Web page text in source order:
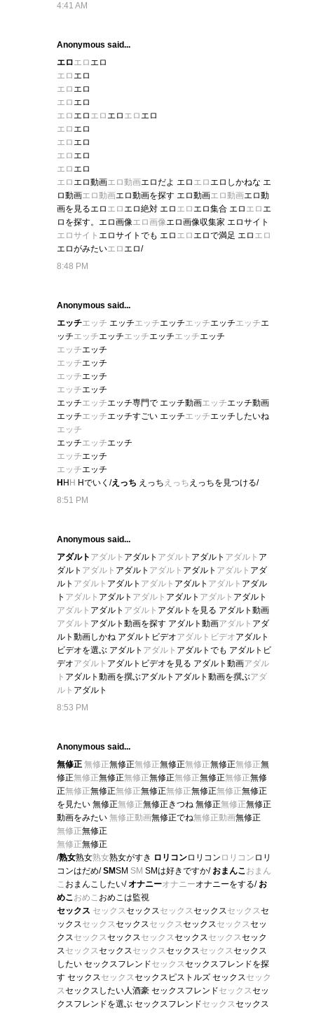
4:41 AM
Anonymous said...
エロエロエロ
エロエロ
エロエロ
エロエロ
エロエロ エロエロ エロエロ
エロエロ
エロエロ
エロエロ
エロエロ
エロエロ動画エロ動画エロだよ エロ エロエロしかねな エ
ロ動画エロ動画エロ動画を探す エロ動画エロ動画エロ動
画を見るエロ エロエロ絶対 エロ エロエロ集合 エロ エロエ
ロを探す。エロ画像エロ画像エロ画像収集家 エロサイト
エロサイト エロサイトでも エロ エロエロで満足 エロ エロ
エロがみたいエロエロ/
8:48 PM
Anonymous said...
エッチエッチ エッチエッチエッチエッチエッチエッチエ
ッチエッチエッチエッチエッチエッチエッチ
エッチエッチ
エッチエッチ
エッチエッチ
エッチエッチ
エッチエッチエッチ専門で エッチ動画エッチエッチ動画
エッチエッチエッチすごい エッチエッチエッチしたいね
エッチ
エッチエッチエッチ
エッチエッチ
エッチエッチ
H H H Hでいく/えっち えっち えっち えっちを見つける/
8:51 PM
Anonymous said...
アダルト アダルト アダルト アダルト アダルト アダルト ア
ダルト アダルト アダルト アダルト アダルト アダルト アダ
ルト アダルト アダルト アダルト アダルト アダルト アダル
ト アダルト アダルト アダルト アダルト アダルト アダルト
アダルト アダルト アダルト アダルトを見る アダルト動画
アダルト アダルト動画を探す アダルト動画アダルト アダ
ルト動画しかね アダルトビデオアダルトビデオアダルト
ビデオを選ぶ アダルト アダルト アダルトでも アダルトビ
デオアダルト アダルトビデオを見る アダルト動画アダル
ト アダルト動画を撰ぶアダルトアダルト動画を撰ぶアダ
ルト アダルト
8:53 PM
Anonymous said...
無修正 無修正無修正無修正無修正無修正無修正無修正無
修正無修正無修正無修正無修正無修正無修正無修正無修
正無修正無修正無修正無修正無修正無修正無修正無修正
を見たい 無修正無修正無修正きつね 無修正無修正無修正
動画をみたい 無修正動画無修正でね無修正動画無修正
無修正無修正
無修正無修正
/熟女熟女熟女熟女がすき ロリコンロリコン ロリコン ロリ
コンはだめ/SMSM SM SMは好きですか/ おまんこおまん
こ おまんこしたい/オナニーオナニーオナニーをする/ お
めこおめこ おめこは監視
セックス セックスセックスセックスセックスセックスセ
ックスセックスセックスセックスセックスセックスセッ
クスセックスセックスセックスセックスセックスセック
スセックスセックスセックスセックスセックスセックス
したい セックスフレンドセックスセックスフレンドを探
す セックスセックスセックスピストルズ セックスセック
スセックスしたい人酒豪 セックスフレンドセックスセッ
クスフレンドを選ぶ セックスフレンドセックスセックス